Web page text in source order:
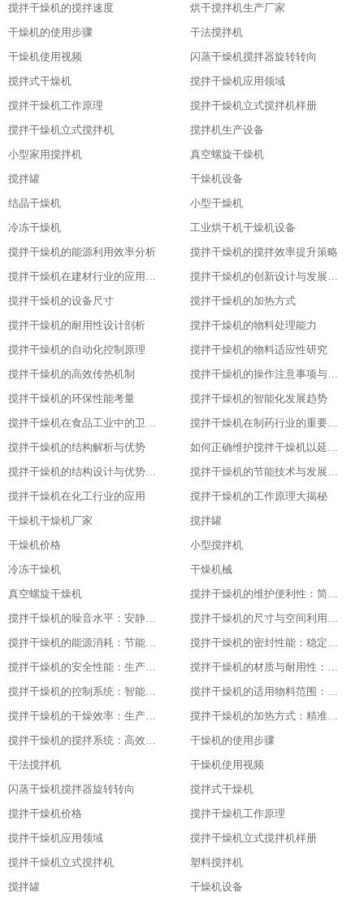
搅拌干燥机的搅拌速度
烘干搅拌机生产厂家
干燥机的使用步骤
干法搅拌机
干燥机使用视频
闪蒸干燥机搅拌器旋转转向
搅拌式干燥机
搅拌干燥机应用领域
搅拌干燥机工作原理
搅拌干燥机立式搅拌机样册
搅拌干燥机立式搅拌机
搅拌机生产设备
小型家用搅拌机
真空螺旋干燥机
搅拌罐
干燥机设备
结晶干燥机
小型干燥机
冷冻干燥机
工业烘干机干燥机设备
搅拌干燥机的能源利用效率分析
搅拌干燥机的搅拌效率提升策略
搅拌干燥机在建材行业的应用特点
搅拌干燥机的创新设计与发展历程
搅拌干燥机的设备尺寸
搅拌干燥机的加热方式
搅拌干燥机的耐用性设计剖析
搅拌干燥机的物料处理能力
搅拌干燥机的自动化控制原理
搅拌干燥机的物料适应性研究
搅拌干燥机的高效传热机制
搅拌干燥机的操作注意事项与安全保障
搅拌干燥机的环保性能考量
搅拌干燥机的智能化发展趋势
搅拌干燥机在食品工业中的卫生设计
搅拌干燥机在制药行业的重要应用
搅拌干燥机的结构解析与优势
如何正确维护搅拌干燥机以延长其使用寿命
搅拌干燥机的结构设计与优势分析
搅拌干燥机的节能技术与发展趋势
搅拌干燥机在化工行业的应用
搅拌干燥机的工作原理大揭秘
干燥机干燥机厂家
搅拌罐
干燥机价格
小型搅拌机
冷冻干燥机
干燥机械
真空螺旋干燥机
搅拌干燥机的维护便利性：简单易操作
搅拌干燥机的噪音水平：安静的工作环境
搅拌干燥机的尺寸与空间利用：灵活适应不同场地
搅拌干燥机的能源消耗：节能与高效的平衡
搅拌干燥机的密封性能：稳定干燥的关键
搅拌干燥机的安全性能：生产中的首要保障
搅拌干燥机的材质与耐用性：品质的坚实基础
搅拌干燥机的控制系统：智能化的操作体验
搅拌干燥机的适用物料范围：广泛的适应性
搅拌干燥机的干燥效率：生产效益的保障
搅拌干燥机的加热方式：精准控温的关键
搅拌干燥机的搅拌系统：高效混合的核心
干燥机的使用步骤
干法搅拌机
干燥机使用视频
闪蒸干燥机搅拌器旋转转向
搅拌式干燥机
搅拌干燥机价格
搅拌干燥机工作原理
搅拌干燥机应用领域
搅拌干燥机立式搅拌机样册
搅拌干燥机立式搅拌机
塑料搅拌机
搅拌罐
干燥机设备